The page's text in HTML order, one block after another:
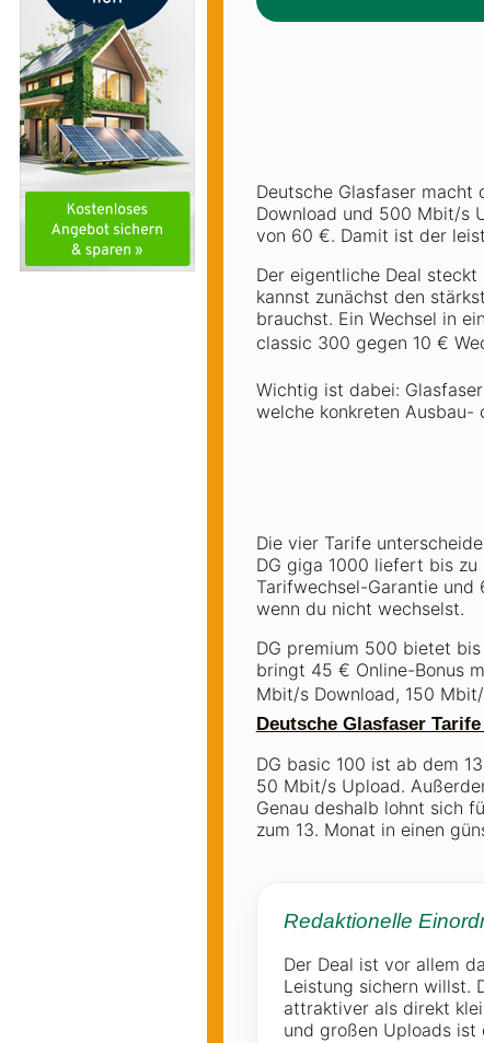
Deutsche Glasfaser
Download und 500 Mbit/s
von 60 €. Damit ist der
Der eigentliche Deal
kannst zunächst den
brauchst. Ein Wechsel in
classic 300 gegen 10 €
Wichtig ist dabei:
welche konkreten
Die vier Tarife
DG giga 1000 liefert bis
Tarifwechsel-Garantie und
wenn du nicht wechselst.
DG premium 500 bietet
bringt 45 € Online-Bonus
Mbit/s Download, 150
Deutsche Glasfaser
DG basic 100 ist ab dem
50 Mbit/s Upload.
Genau deshalb lohnt sich
zum 13. Monat in einen
Redaktionelle
Der Deal ist vor allem
Leistung sichern willst.
attraktiver als direkt
und großen Uploads ist